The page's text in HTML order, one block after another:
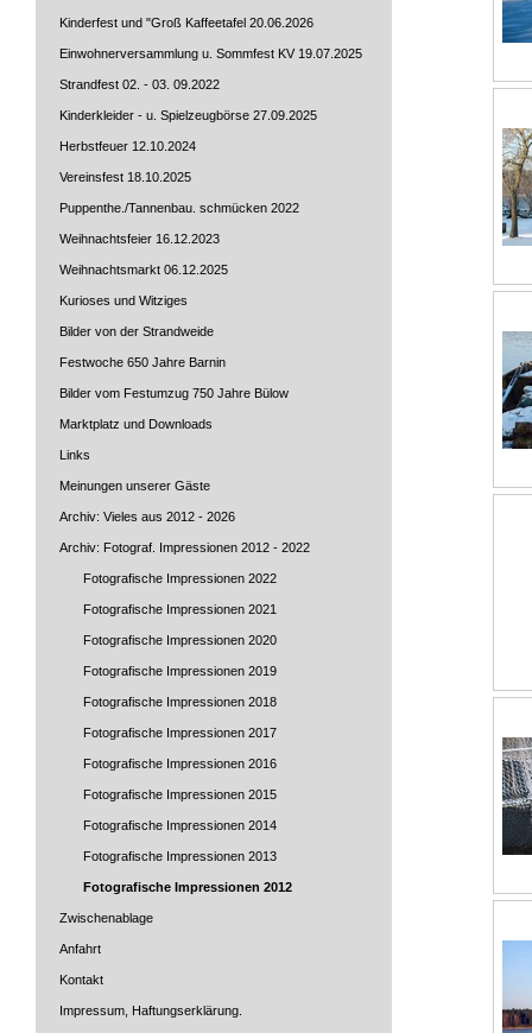
Kinderfest und "Groß Kaffeetafel 20.06.2026
Einwohnerversammlung u. Sommfest KV 19.07.2025
Strandfest 02. - 03. 09.2022
Kinderkleider - u. Spielzeugbörse 27.09.2025
Herbstfeuer 12.10.2024
Vereinsfest 18.10.2025
Puppenthe./Tannenbau. schmücken 2022
Weihnachtsfeier 16.12.2023
Weihnachtsmarkt 06.12.2025
Kurioses und Witziges
Bilder von der Strandweide
Festwoche 650 Jahre Barnin
Bilder vom Festumzug 750 Jahre Bülow
Marktplatz und Downloads
Links
Meinungen unserer Gäste
Archiv: Vieles aus 2012 - 2026
Archiv: Fotograf. Impressionen 2012 - 2022
Fotografische Impressionen 2022
Fotografische Impressionen 2021
Fotografische Impressionen 2020
Fotografische Impressionen 2019
Fotografische Impressionen 2018
Fotografische Impressionen 2017
Fotografische Impressionen 2016
Fotografische Impressionen 2015
Fotografische Impressionen 2014
Fotografische Impressionen 2013
Fotografische Impressionen 2012
Zwischenablage
Anfahrt
Kontakt
Impressum, Haftungserklärung.